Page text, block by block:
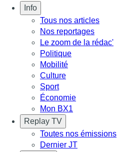
Info
Tous nos articles
Nos reportages
Le zoom de la rédac'
Politique
Mobilité
Culture
Sport
Économie
Mon BX1
Replay TV
Toutes nos émissions
Dernier JT